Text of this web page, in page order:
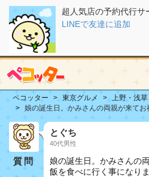
超人気店の予約代行サ
LINEで友達に追加
ペコッター 東京グルメ
上野・浅
娘の誕生日。かみさんの両親が来てお
質問
とぐち
40代男性
娘の誕生日。かみさんの
飯を食べに行く事になり